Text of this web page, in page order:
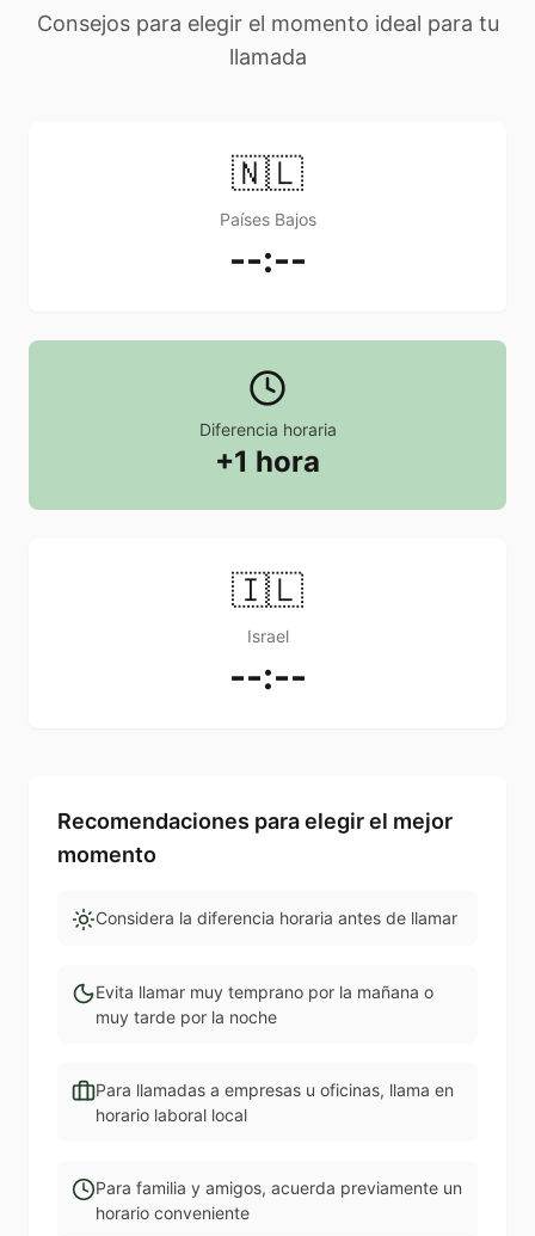
Consejos para elegir el momento ideal para tu
llamada
🇳🇱
Países Bajos
--:--
Diferencia horaria
+1 hora
🇮🇱
Israel
--:--
Recomendaciones para elegir el mejor
momento
Considera la diferencia horaria antes de llamar
Evita llamar muy temprano por la mañana o
muy tarde por la noche
Para llamadas a empresas u oficinas, llama en
horario laboral local
Para familia y amigos, acuerda previamente un
horario conveniente